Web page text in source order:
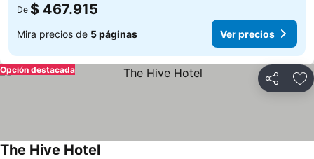
De $ 467.915
Mira precios de 5 páginas Ver precios
Compartir
Opción destacada
The Hive Hotel